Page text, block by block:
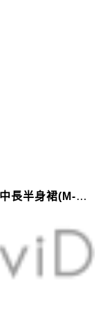
】＊艾美時尚(現+預)